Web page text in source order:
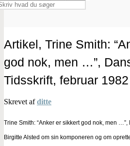
Artikel, Trine Smith:
god nok, men …”,
Tidsskrift, februar
Skrevet afditte
Trine Smith: “Anker er sikkert god nok, men …”,
Birgitte Alsted om sin komponeren og om